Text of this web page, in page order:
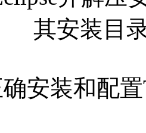
其安装目
安装和配